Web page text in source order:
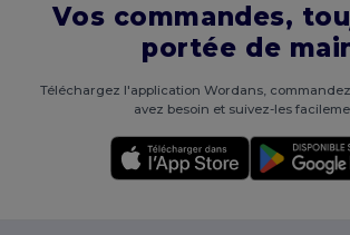
Vos commandes,
portée de
Téléchargez l'application Wordans,
avez besoin et suivez-les